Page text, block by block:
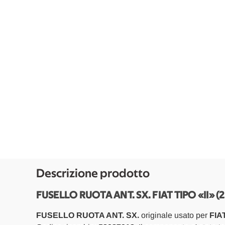
Descrizione prodotto
FUSELLO RUOTA ANT. SX. FIAT TIPO «II»
FUSELLO RUOTA ANT. SX.originale usato per